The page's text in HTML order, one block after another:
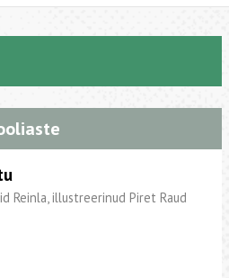
Reinla, illustreerinud Piret Raud